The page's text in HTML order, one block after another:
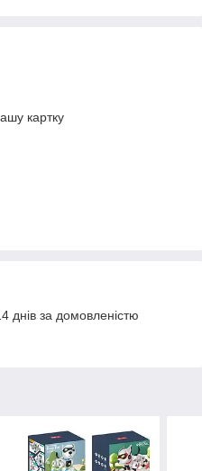
картку
днів за домовленістю